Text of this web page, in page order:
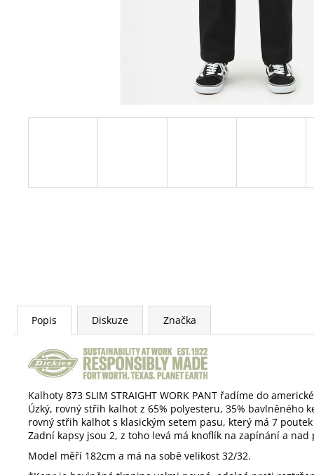
Popis Diskuze Značka
Kalhoty 873 SLIM STRAIGHT WORK PANT řadíme do
Úzký, rovný střih kalhot z 65% polyesteru, 35% bavlněného
rovný střih kalhot s klasickým setem pasu, který má 7
Zadní kapsy jsou 2, z toho levá má knoflík na zapínání a
Model měří 182cm a má na sobě velikost 32/32.